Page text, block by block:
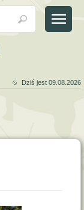
Dziś jest 09.08.2026